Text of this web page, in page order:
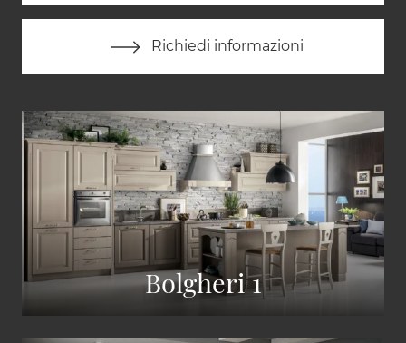
Bolgheri 1
Richiedi informazioni